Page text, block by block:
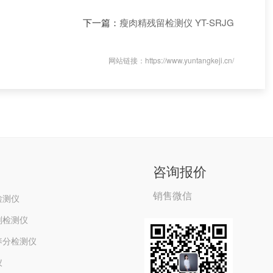
下一篇：瘦肉精残留检测仪 YT-SRJG
网站链接：https://www.yuntangkeji.cn/
仪
测仪
检测仪
咨询报价
销售微信